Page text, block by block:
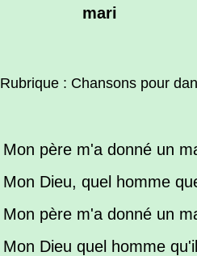
mari
Rubrique : Chansons pour
Mon père m'a donné un
Mon Dieu, quel homme
Mon père m'a donné un
Mon Dieu quel homme